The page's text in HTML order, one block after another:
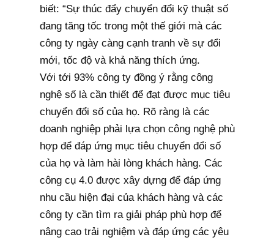
biết: “Sự thúc đẩy chuyển đổi kỹ thuật số
đang tăng tốc trong một thế giới mà các
công ty ngày càng cạnh tranh về sự đổi
mới, tốc độ và khả năng thích ứng.
Với tới 93% công ty đồng ý rằng công
nghệ số là cần thiết để đạt được mục tiêu
chuyển đổi số của họ. Rõ ràng là các
doanh nghiệp phải lựa chọn công nghệ phù
hợp để đáp ứng mục tiêu chuyển đổi số
của họ và làm hài lòng khách hàng. Các
công cụ 4.0 được xây dựng để đáp ứng
nhu cầu hiện đại của khách hàng và các
công ty cần tìm ra giải pháp phù hợp để
nâng cao trải nghiệm và đáp ứng các yêu